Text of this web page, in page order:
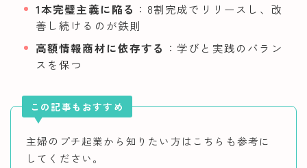
1本完璧主義に陥る ：8割完成でリリースし、改
善し続けるのが鉄則
高額情報商材に依存する ：学びと実践のバラン
スを保つ
この記事もおすすめ
主婦のプチ起業から知りたい方はこちらも参考に
してください。